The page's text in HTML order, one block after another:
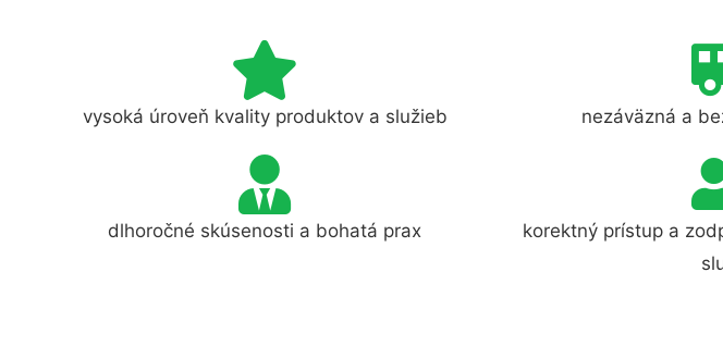
vysoká úroveň kvality produktov a služieb nezáväzná a
dlhoročné skúsenosti a bohatá prax
korektný prístup a